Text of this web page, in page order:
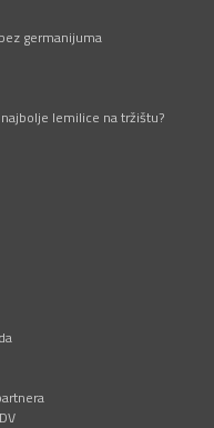
germanijuma
lemilice na tržištu?